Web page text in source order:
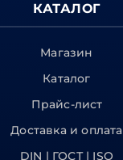
КАТАЛОГ
Магазин
Каталог
Прайс-лист
Доставка и оплата
DIN | ГОСТ | ISO